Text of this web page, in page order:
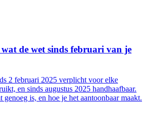
de wet sinds februari van je
2 februari 2025 verplicht voor elke
en sinds augustus 2025 handhaafbaar.
is, en hoe je het aantoonbaar maakt.